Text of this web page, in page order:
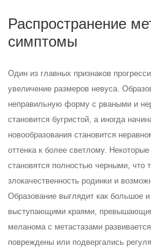
Распространение
симптомы
Один из главных признаков
увеличение размеров невуса.
неправильную форму с рваными и
становится бугристой, а иногда
новообразования становится
оттенка к более светлому.
становятся полностью черными, что
злокачественность родинки и
Образование выглядит как большое
выступающими краями,
меланома с метастазами
повреждены или подвергались